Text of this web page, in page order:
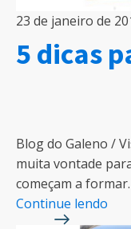
23 de janeiro de
5 dicas
Blog do Galeno /
muita vontade
começam a
Continue lendo